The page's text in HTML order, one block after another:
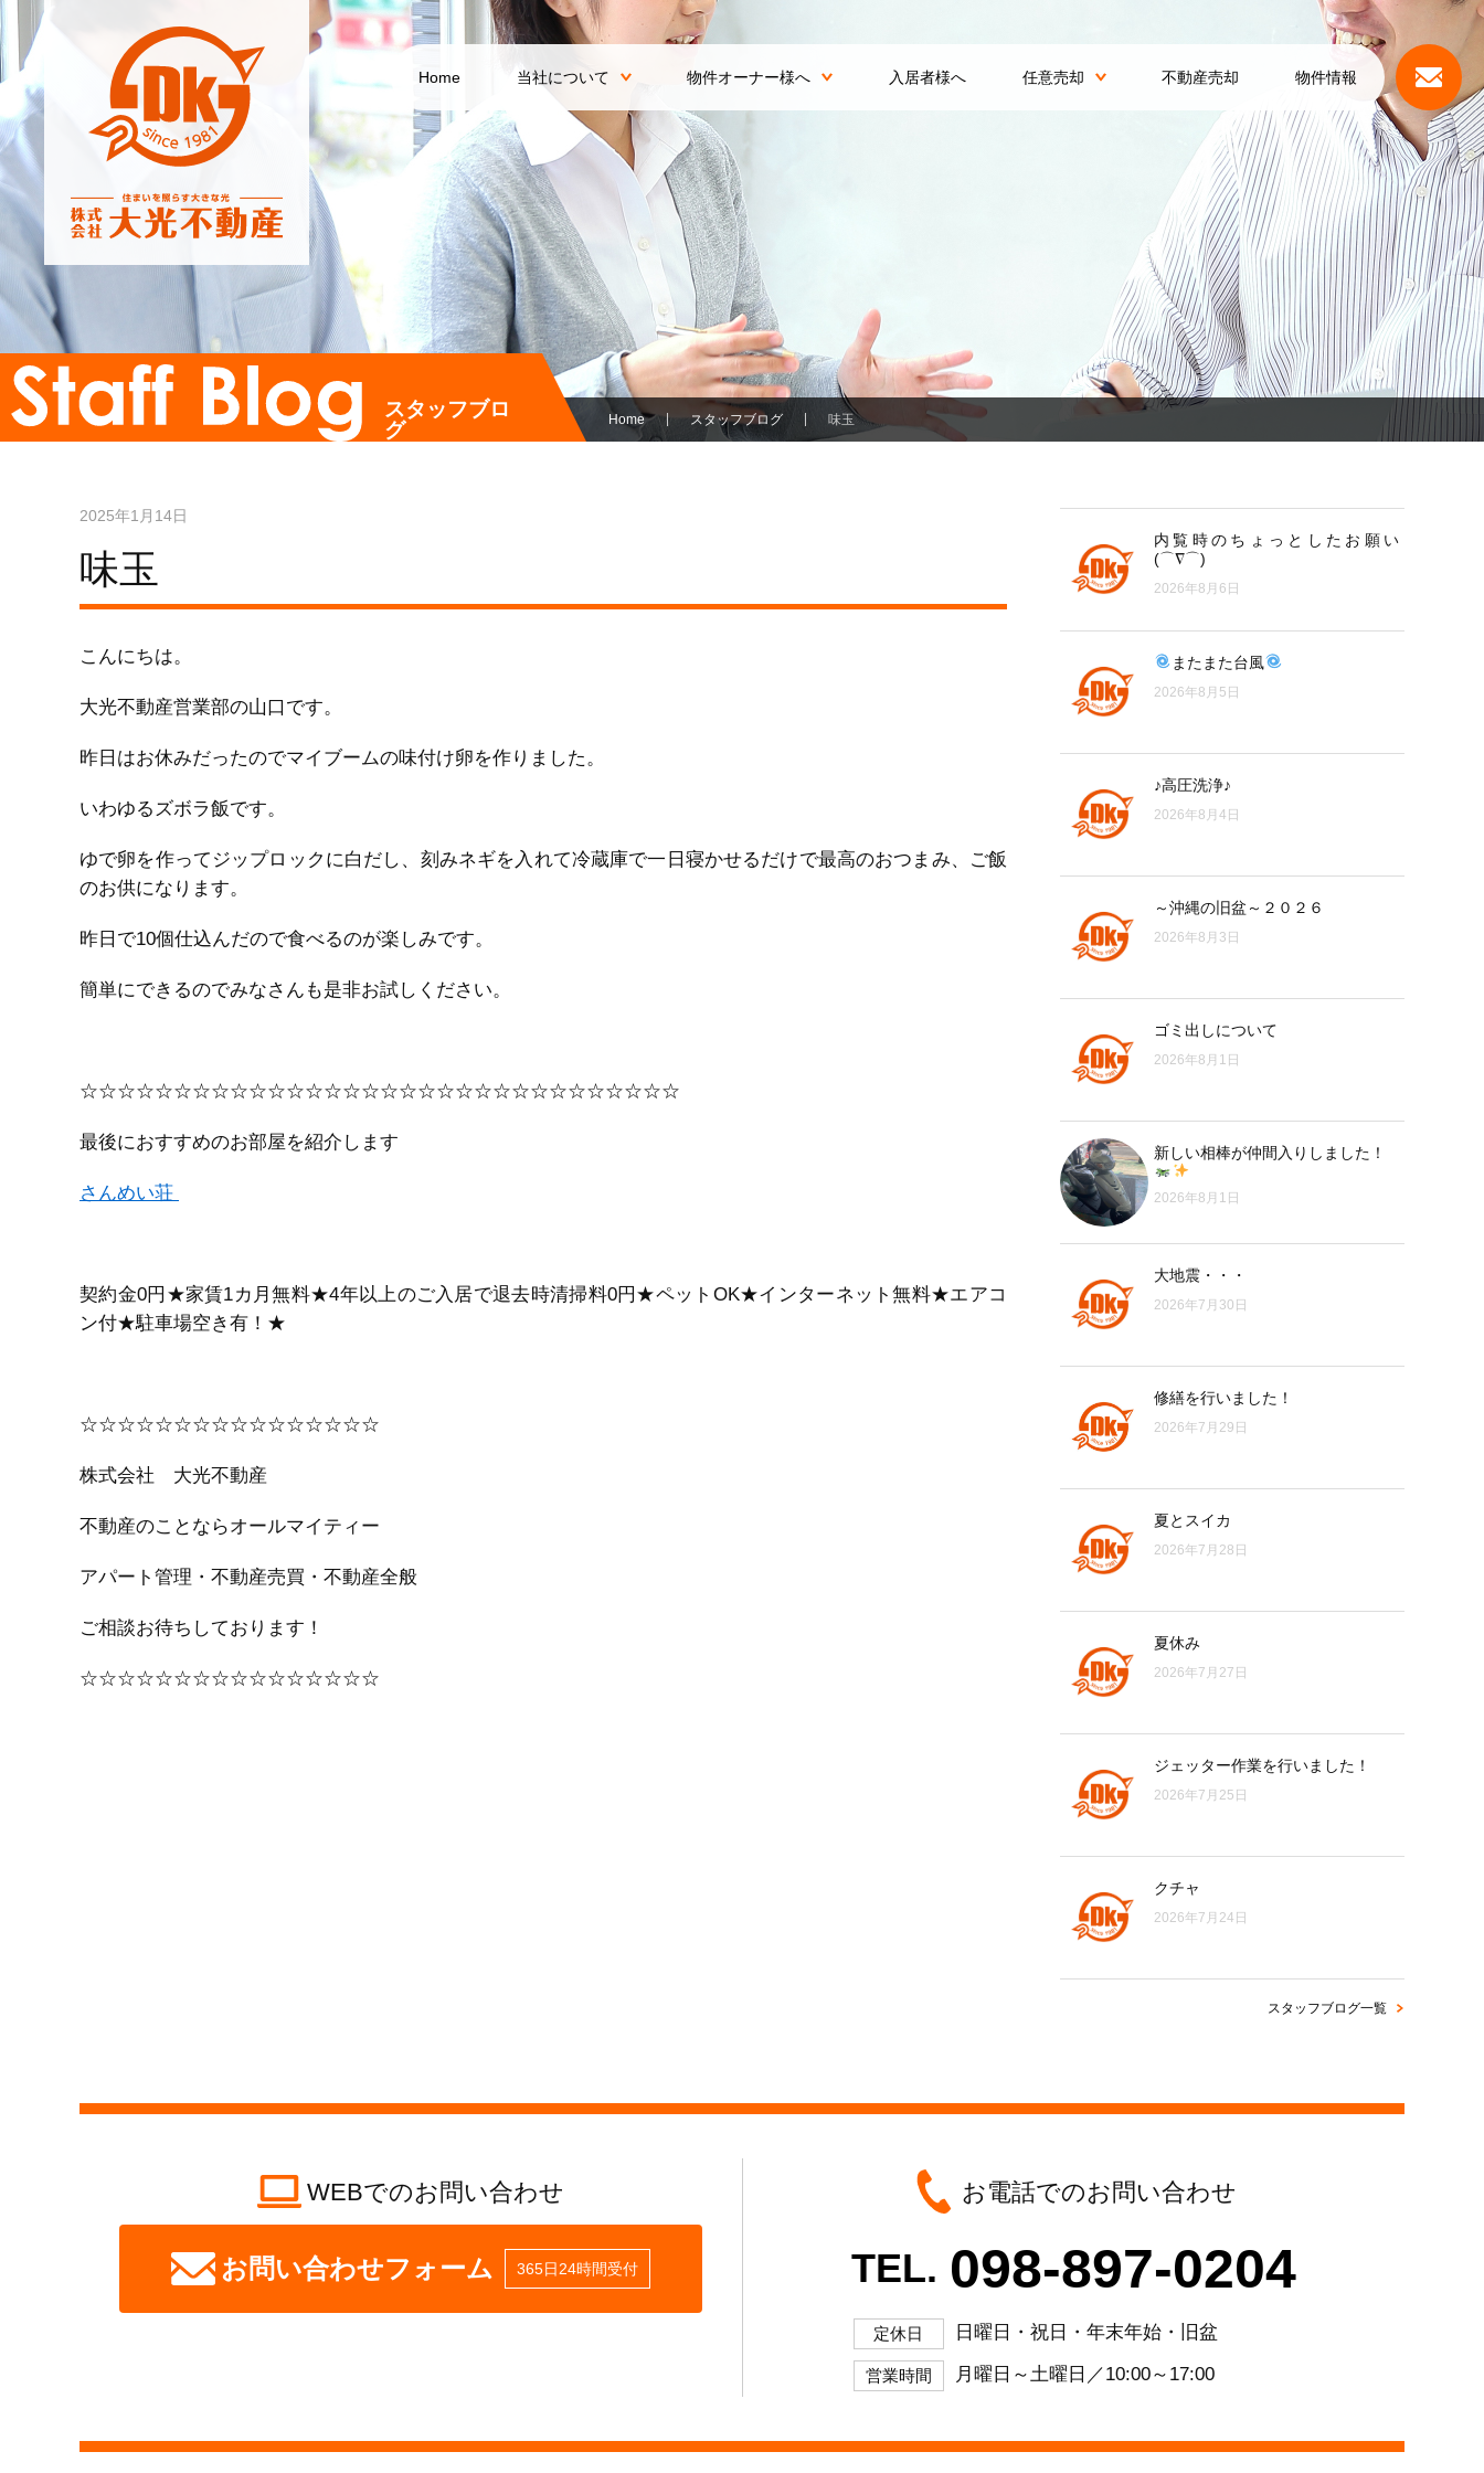
Home 当社について 物件オーナー様へ 入居者様へ 任意売却 不動産売却 物件情報
スタッフブロ
グ
Home スタッフブログ 味玉
2025年1月14日
味玉
こんにちは。
大光不動産営業部の山口です。
昨日はお休みだったのでマイブームの味付け卵を作りました。
いわゆるズボラ飯です。
ゆで卵を作ってジップロックに白だし、刻みネギを入れて冷蔵庫で一日寝かせるだけで最高のおつまみ、ご飯
のお供になります。
昨日で10個仕込んだので食べるのが楽しみです。
簡単にできるのでみなさんも是非お試しください。
☆☆☆☆☆☆☆☆☆☆☆☆☆☆☆☆☆☆☆☆☆☆☆☆☆☆☆☆☆☆☆☆
最後におすすめのお部屋を紹介します
さんめい荘
契約金0円★家賃1カ月無料★4年以上のご入居で退去時清掃料0円★ペットOK★インターネット無料★エアコ
ン付★駐車場空き有！★
☆☆☆☆☆☆☆☆☆☆☆☆☆☆☆☆
株式会社 大光不動産
不動産のことならオールマイティー
アパート管理・不動産売買・不動産全般
ご相談お待ちしております！
☆☆☆☆☆☆☆☆☆☆☆☆☆☆☆☆
内覧時のちょっとしたお願い
(⌒∇⌒)
2026年8月6日
またまた台風
2026年8月5日
♪高圧洗浄♪
2026年8月4日
～沖縄の旧盆～２０２６
2026年8月3日
ゴミ出しについて
2026年8月1日
新しい相棒が仲間入りしました！
2026年8月1日
大地震・・・
2026年7月30日
修繕を行いました！
2026年7月29日
夏とスイカ
2026年7月28日
夏休み
2026年7月27日
ジェッター作業を行いました！
2026年7月25日
クチャ
2026年7月24日
スタッフブログ一覧
WEBでのお問い合わせ
お問い合わせフォーム 365日24時間受付
お電話でのお問い合わせ
TEL. 098-897-0204
定休日 日曜日・祝日・年末年始・旧盆
営業時間 月曜日～土曜日／10:00～17:00